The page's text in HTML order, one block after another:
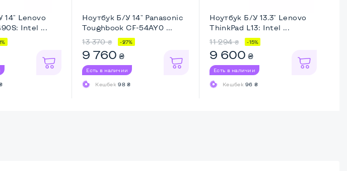
14" Lenovo
Intel ...
Ноутбук Б/У 14" Panasonic
Toughbook CF-54AY0 ...
13 370 ₴ -27%
9 760 ₴
Есть в наличии
Кешбек98 ₴
Ноутбук Б/У 13.3" Lenovo
ThinkPad L13: Intel ...
11 294 ₴ -15%
9 600 ₴
Есть в наличии
Кешбек96 ₴